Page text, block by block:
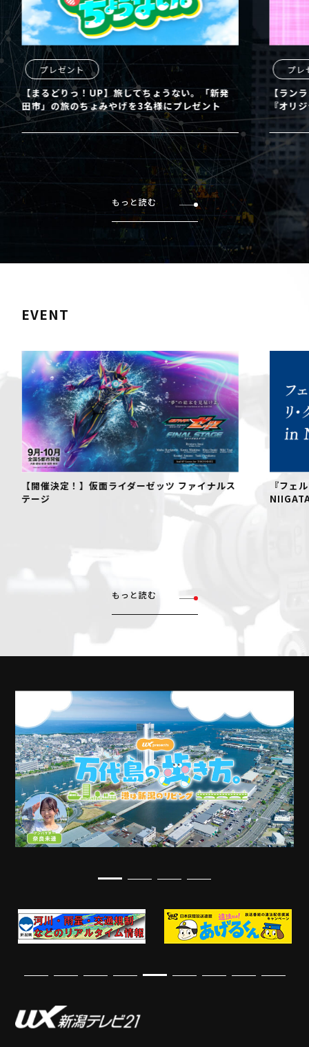
プレゼント
【まるどりっ！UP】旅してちょうない。「新発
田市」の旅のちょみやげを3名様にプレゼント
プレ
【ラン
『オリ
もっと読む
EVENT
【開催決定！】仮面ライダーゼッツ ファイナルス
テージ
『フェ
もっと読む